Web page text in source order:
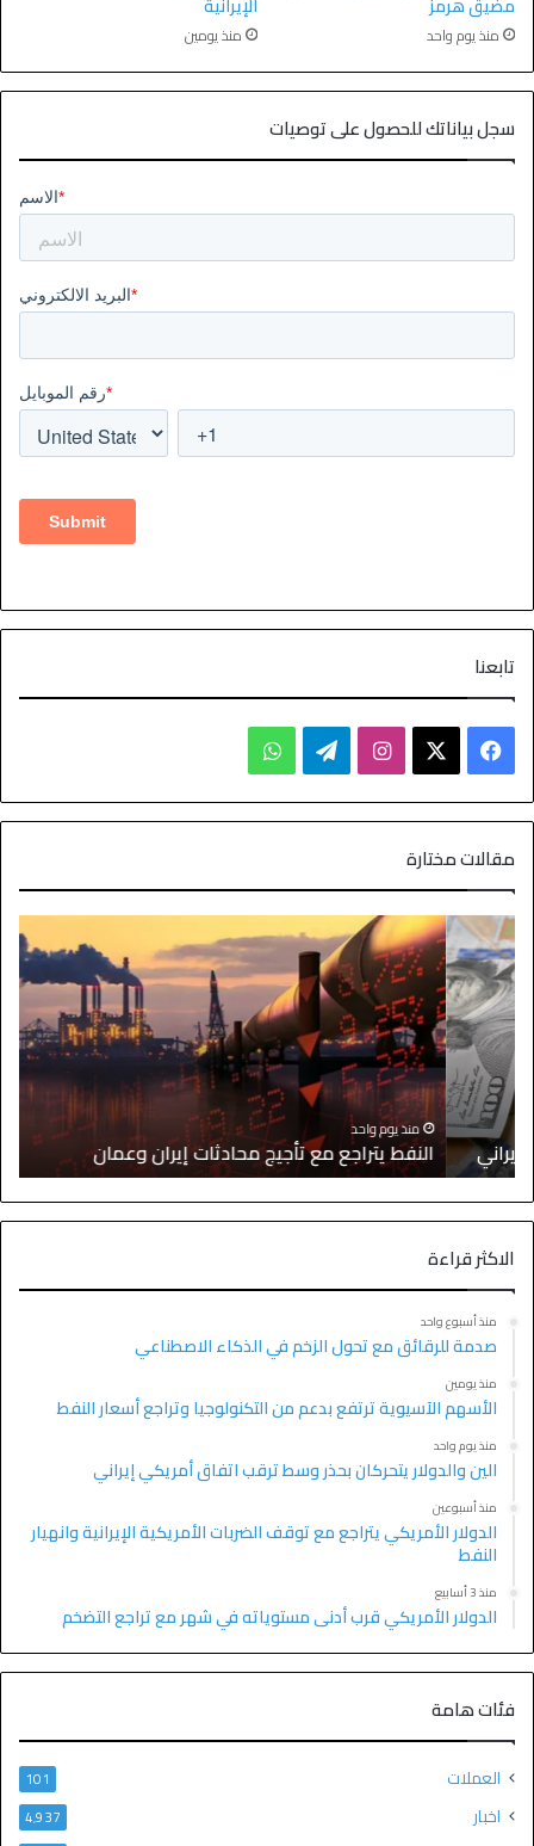
منذ يوم واحد منذ يومين
سجل بياناتك للحصول على توصيات
تابعنا
مقالات مختارة
منذ يوم واحد
النفط يتراجع مع تأجيج محادثات إيران وعمان
الاكثر قراءة
منذ أسبوع واحد
صدمة للرقائق مع تحول الزخم في الذكاء الاصطناعي
منذ يومين
الأسهم الآسيوية ترتفع بدعم من التكنولوجيا وتراجع أسعار النفط
منذ يوم واحد
الين والدولار يتحركان بحذر وسط ترقب اتفاق أمريكي إيراني
منذ أسبوعين
الدولار الأمريكي يتراجع مع توقف الضربات الأمريكية الإيرانية وانهيار
النفط
منذ 3 أسابيع
الدولار الأمريكي قرب أدنى مستوياته في شهر مع تراجع التضخم
فئات هامة
العملات 101
اخبار 4٬937